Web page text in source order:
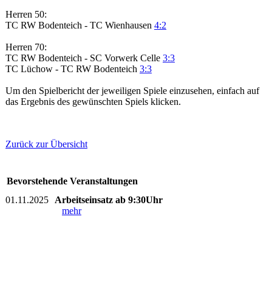
Herren 50:
TC RW Bodenteich - TC Wienhausen 4:2
Herren 70:
TC RW Bodenteich - SC Vorwerk Celle 3:3
TC Lüchow - TC RW Bodenteich 3:3
Um den Spielbericht der jeweiligen Spiele einzusehen, einfach auf
das Ergebnis des gewünschten Spiels klicken.
Zurück zur Übersicht
Bevorstehende Veranstaltungen
01.11.2025
Arbeitseinsatz ab 9:30Uhr
mehr